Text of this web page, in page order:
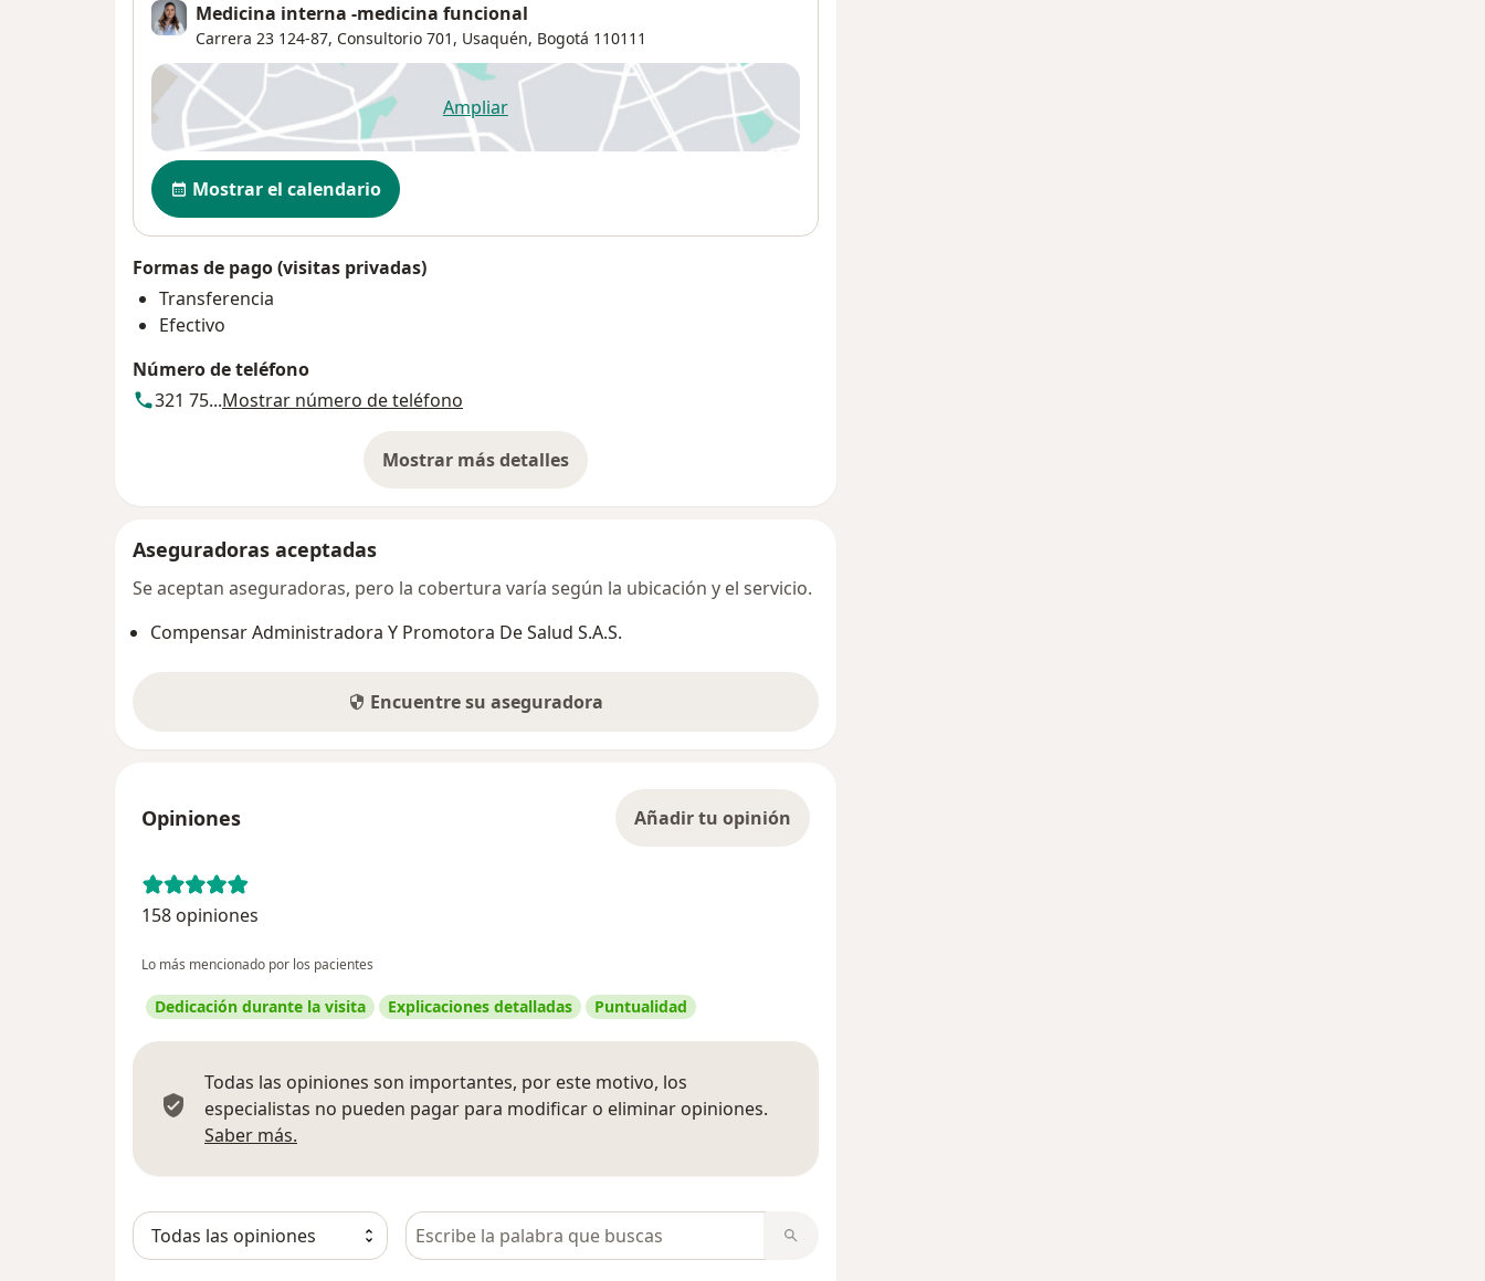
Medicina interna -medicina funcional
Carrera 23 124-87, Consultorio 701, Usaquén, Bogotá 110111
Ampliarse abre en una nueva pestaña
Disponibilidad
Mostrar el calendario
Formas de pago (visitas privadas)
Transferencia
Efectivo
Número de teléfono
321 75...Mostrar número de teléfono
Mostrar más detalles
sobre la dirección
Aseguradoras aceptadas
Se aceptan aseguradoras, pero la cobertura varía según la ubicación y el servicio.
Compensar Administradora Y Promotora De Salud S.A.S.
Encuentre su aseguradora
Opiniones Añadir tu opinión
158 opiniones
Lo más mencionado por los pacientes
Dedicación durante la visita Explicaciones detalladas Puntualidad
Todas las opiniones son importantes, por este motivo, los
especialistas no pueden pagar para modificar o eliminar opiniones.
Saber más.
Busca en opiniones